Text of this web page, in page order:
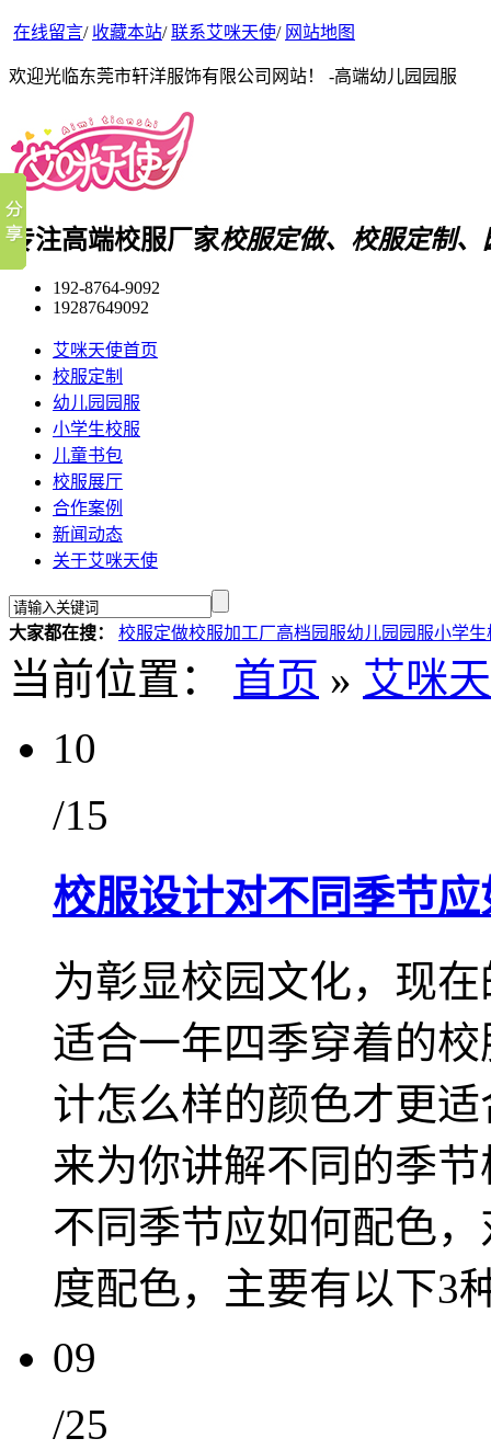
在线留言/ 收藏本站/联系艾咪天使/ 网站地图
欢迎光临东莞市轩洋服饰有限公司网站！ -高端幼儿园园服
专注高端校服厂家校服定做、校服定制
192-8764-9092
19287649092
艾咪天使首页
校服定制
幼儿园园服
小学生校服
儿童书包
校服展厅
合作案例
新闻动态
关于艾咪天使
大家都在搜： 校服定做校服加工厂高档园服幼儿园园服小学生
当前位置： 首页 » 艾咪
10
/15
校服设计对不同季节
为彰显校园文化，现
适合一年四季穿着的
计怎么样的颜色才更
来为你讲解不同的季
不同季节应如何配色
度配色，主要有以下3
09
/25